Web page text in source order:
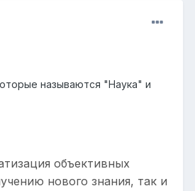
называются "Наука" и
объективных
нового знания, так и